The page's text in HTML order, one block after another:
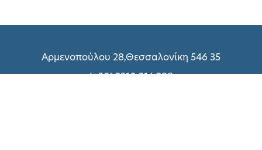
Αρμενοπούλου 28,Θεσσαλονίκη 546 35